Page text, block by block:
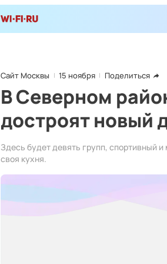
Сайт Москвы 15 ноября Поделиться
В Северном
достроят новый
Здесь будет девять групп, спортивный
своя кухня.